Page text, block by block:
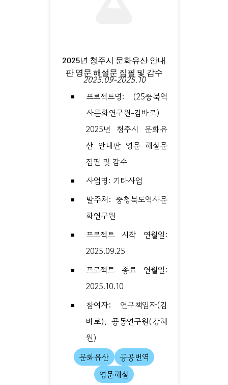
2025년 청주시 문화유산 안내
판 영문 해설문 집필 및 감수
2025.09-2025.10
프로젝트명: (25충북역
사문화연구원-김바로)
2025년 청주시 문화유
산 안내판 영문 해설문
집필 및 감수
사업명: 기타사업
발주처: 충청북도역사문
화연구원
프로젝트 시작 연월일:
2025.09.25
프로젝트 종료 연월일:
2025.10.10
참여자: 연구책임자(김
바로), 공동연구원(강혜
원)
문화유산
공공번역
영문해설